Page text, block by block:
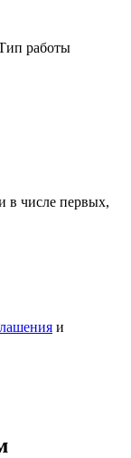
работы
в числе первых,
и